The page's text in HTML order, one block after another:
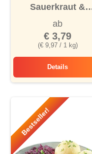
Sauerkraut &
Kartoffeln
(€ 9,97 / 1 kg)
ab
€ 3,79
Details
Gulasch
Bestseller!